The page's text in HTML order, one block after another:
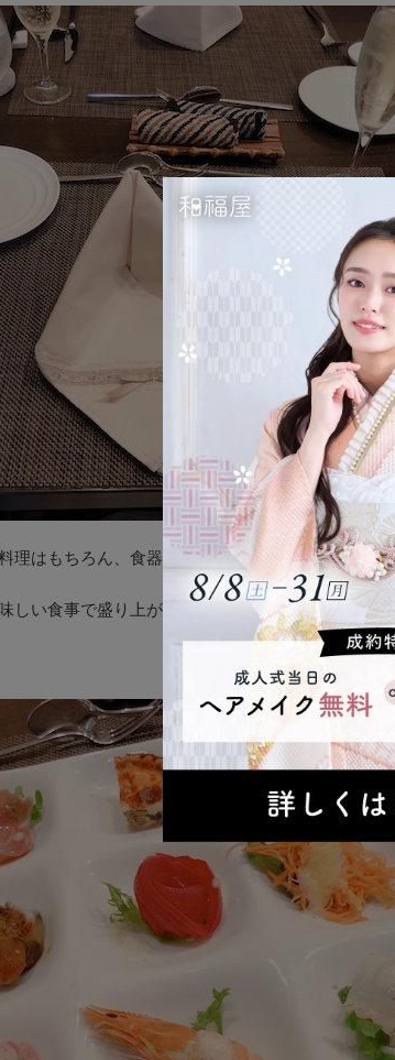
理はもちろん、食器も素敵で楽しませてくれます。
しい食事で盛り上がりました！